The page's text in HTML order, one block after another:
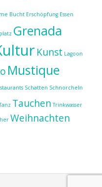
Bucht Erschöpfung Essen
Grenada
Kunst Lagoon
Mustique
Schatten Schnorcheln
Tauchen Trinkwasser
Weihnachten